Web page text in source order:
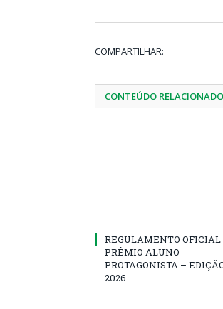
COMPARTILHAR:
CONTEÚDO RELACIONADO
REGULAMENTO OFICIAL
PRÊMIO ALUNO
PROTAGONISTA –
2026